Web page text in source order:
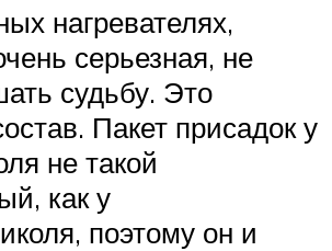
нагревателях,
серьезная, не
судьбу. Это
Пакет присадок у
не такой
как у
поэтому он и